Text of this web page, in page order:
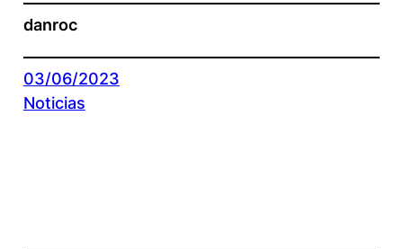
danroc
03/06/2023
Noticias